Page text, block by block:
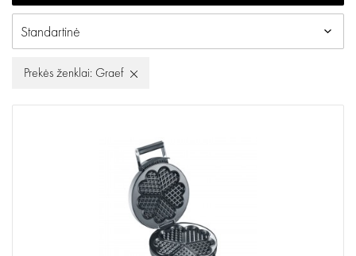
Prekės ženklai: Graef